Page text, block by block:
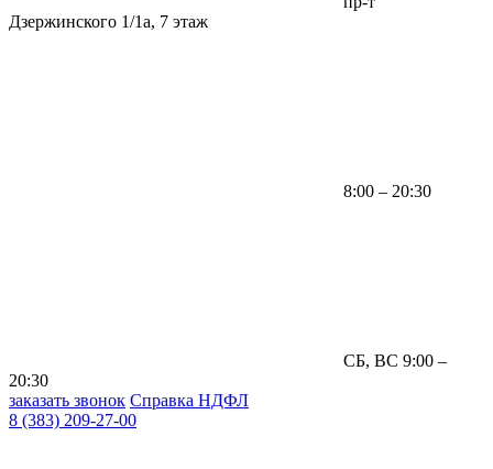
Дзержинского 1/1а, 7 этаж
8:00 – 20:30
СБ, ВС 9:00 –
20:30
заказать звонок Справка НДФЛ
8 (383) 209-27-00